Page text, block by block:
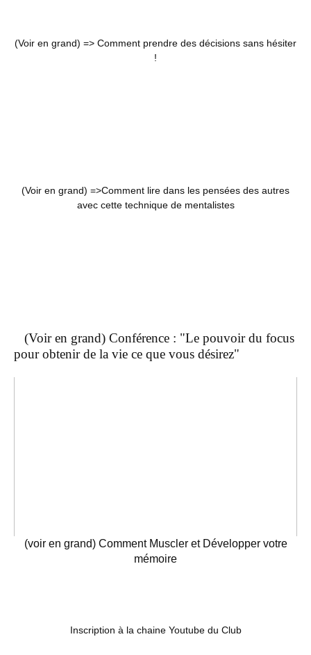
(Voir en grand) => Comment prendre des décisions sans hésiter
!
(Voir en grand) =>Comment lire dans les pensées des autres
avec cette technique de mentalistes
(Voir en grand) Conférence : "Le pouvoir du focus
pour obtenir de la vie ce que vous désirez"
(voir en grand) Comment Muscler et Développer votre
mémoire
Inscription à la chaine Youtube du Club